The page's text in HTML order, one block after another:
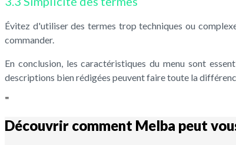
Évitez d'utiliser des termes trop techniques ou
commander.
En conclusion, les caractéristiques du menu sont
descriptions bien rédigées peuvent faire toute la
"
Découvrir comment Melba peut